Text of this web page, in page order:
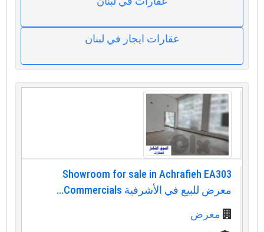
عقارات ايجار في لبنان
Showroom for sale in Achrafieh EA303
معرض للبيع في الأشرفية Commercials...
معرض